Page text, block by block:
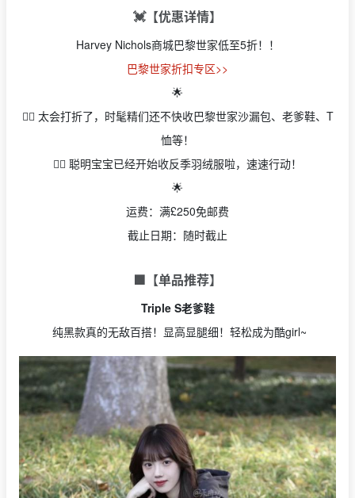
💓【优惠详情】
Harvey Nichols商城巴黎世家低至5折！！
巴黎世家折扣专区>>
🌟
👉🏻 太会打折了，时髦精们还不快收巴黎世家沙漏包、老爹鞋、T
恤等！
👉🏻 聪明宝宝已经开始收反季羽绒服啦，速速行动！
🌟
运费：满£250免邮费
截止日期：随时截止
🟩 【单品推荐】
Triple S老爹鞋
纯黑款真的无敌百搭！显高显腿细！轻松成为酷girl~